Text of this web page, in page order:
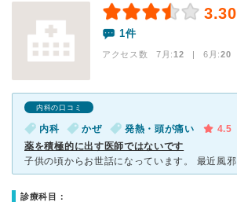
3.30
1件
アクセス数 7月:12 | 6月:20
内科の口コミ
内科 かぜ 発熱・頭が痛い
4.5
薬を積極的に出す医師ではないです
診療科目：